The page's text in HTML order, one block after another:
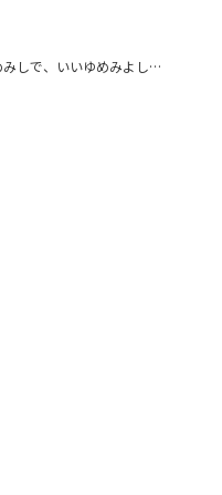
みしで、いいゆめみよし…